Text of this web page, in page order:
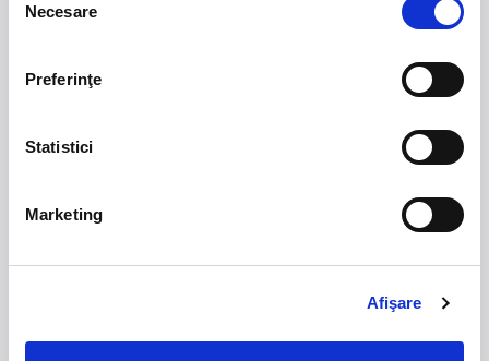
consimțământului
Necesare
Preferinţe
Statistici
Marketing
Afişare
Blackbriar ajunge la București pe 27 septembrie,
cel mai nou album al formației, A Thousand Little
Deaths, un material ce explorează teme precum
versuri captivante și puternice sonorități symphonic
metal.
Pe 15 decembrie, la
Sala Palatului, legenda disco Liz Mitchell, vocea
publicului din România într-un spectacol aniversar
dedicat celor 50 de ani de muzică și succes